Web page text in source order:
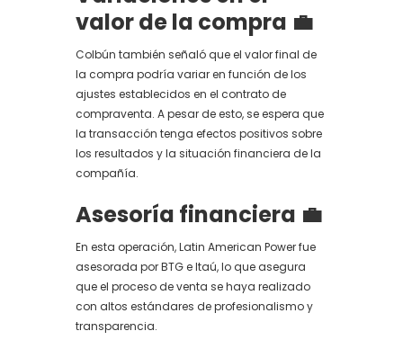
valor de la compra 💼
Colbún también señaló que el valor final de
la compra podría variar en función de los
ajustes establecidos en el contrato de
compraventa. A pesar de esto, se espera que
la transacción tenga efectos positivos sobre
los resultados y la situación financiera de la
compañía.
Asesoría financiera 💼
En esta operación, Latin American Power fue
asesorada por BTG e Itaú, lo que asegura
que el proceso de venta se haya realizado
con altos estándares de profesionalismo y
transparencia.